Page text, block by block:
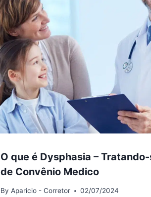
O que é Dysphasia –
de Convênio Medico
By Aparicio - Corretor 02/07/2024